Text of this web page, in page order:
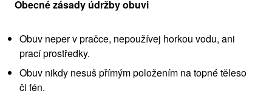
Obecné zásady údržby obuvi
Obuv neper v pračce, nepoužívej horkou vodu, ani
prací prostředky.
Obuv nikdy nesuš přímým položením na topné těleso
či fén.